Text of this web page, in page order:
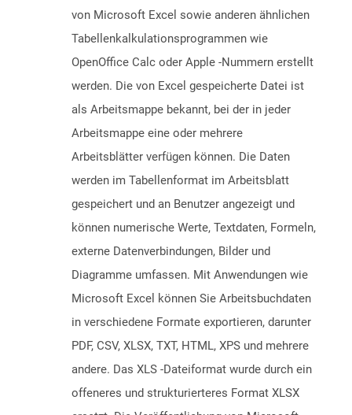
von Microsoft Excel sowie anderen ähnlichen
Tabellenkalkulationsprogrammen wie
OpenOffice Calc oder Apple -Nummern erstellt
werden. Die von Excel gespeicherte Datei ist
als Arbeitsmappe bekannt, bei der in jeder
Arbeitsmappe eine oder mehrere
Arbeitsblätter verfügen können. Die Daten
werden im Tabellenformat im Arbeitsblatt
gespeichert und an Benutzer angezeigt und
können numerische Werte, Textdaten, Formeln,
externe Datenverbindungen, Bilder und
Diagramme umfassen. Mit Anwendungen wie
Microsoft Excel können Sie Arbeitsbuchdaten
in verschiedene Formate exportieren, darunter
PDF, CSV, XLSX, TXT, HTML, XPS und mehrere
andere. Das XLS -Dateiformat wurde durch ein
offeneres und strukturierteres Format XLSX